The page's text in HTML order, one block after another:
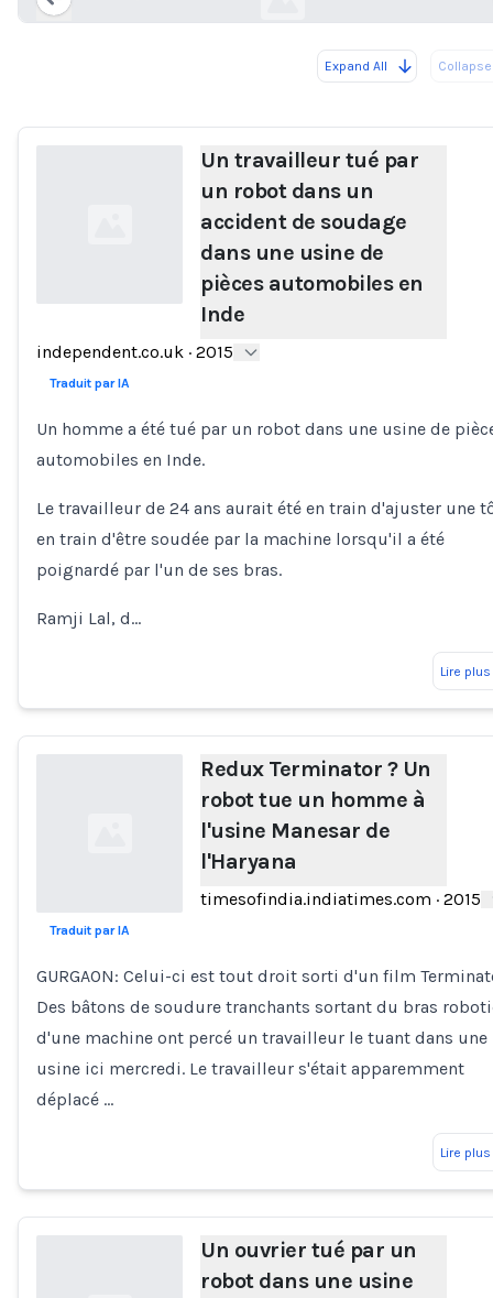
Expand All
Loading...
Un travailleur tué par
un robot dans un
accident de soudage
dans une usine de
pièces automobiles en
Inde
independent.co.uk · 2015
Traduit par IA
Un homme a été tué par un robot dans une usine de
automobiles en Inde.
Le travailleur de 24 ans aurait été en train d'ajuster une
en train d'être soudée par la machine lorsqu'il a été
poignardé par l'un de ses bras.
Ramji Lal, d…
Lire plus
Redux Terminator ? Un
robot tue un homme à
l'usine Manesar de
l'Haryana
timesofindia.indiatimes.com · 2015
Traduit par IA
GURGAON: Celui-ci est tout droit sorti d'un film
Des bâtons de soudure tranchants sortant du bras
d'une machine ont percé un travailleur le tuant dans une
usine ici mercredi. Le travailleur s'était apparemment
déplacé …
Lire plus
Un ouvrier tué par un
robot dans une usine